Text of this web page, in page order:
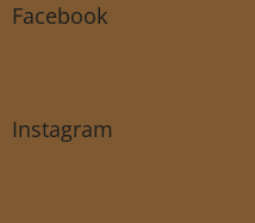
Facebook
Instagram